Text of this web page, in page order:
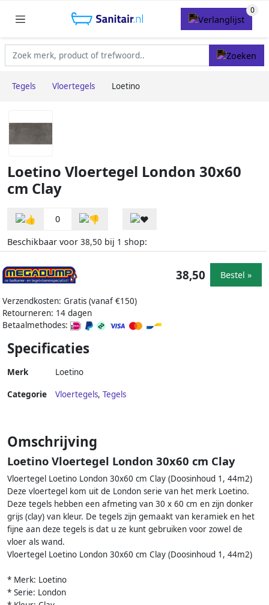
Tegels Vloertegels Loetino
Loetino Vloertegel London 30x60
cm Clay
0
Beschikbaar voor 38,50 bij 1 shop:
Verzendkosten: Gratis (vanaf €150)
Retourneren: 14 dagen
Betaalmethodes:
38,50 Bestel »
Specificaties
Merk Loetino
Categorie Vloertegels, Tegels
Omschrijving
Loetino Vloertegel London 30x60 cm Clay
Vloertegel Loetino London 30x60 cm Clay (Doosinhoud 1, 44m2)
Deze vloertegel kom uit de London serie van het merk Loetino.
Deze tegels hebben een afmeting van 30 x 60 cm en zijn donker
grijs (clay) van kleur. De tegels zijn gemaakt van keramiek en het
fijne aan deze tegels is dat u ze kunt gebruiken voor zowel de
vloer als wand.
Vloertegel Loetino London 30x60 cm Clay (Doosinhoud 1, 44m2)
* Merk: Loetino
* Serie: London